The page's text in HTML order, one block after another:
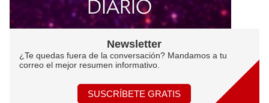
Newsletter
¿Te quedas fuera de la conversación? Mandamos a tu
correo el mejor resumen informativo.
SUSCRÍBETE GRATIS